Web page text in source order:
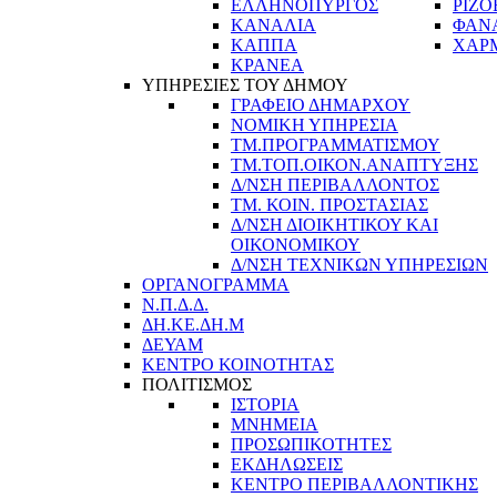
ΕΛΛΗΝΟΠΥΡΓΟΣ
ΚΑΝΑΛΙΑ
ΚΑΠΠΑ
ΚΡΑΝΕΑ
ΥΠΗΡΕΣΙΕΣ ΤΟΥ ΔΗΜΟΥ
ΓΡΑΦΕΙΟ ΔΗΜΑΡΧΟΥ
ΝΟΜΙΚΗ ΥΠΗΡΕΣΙΑ
ΤΜ.ΠΡΟΓΡΑΜΜΑΤΙΣΜΟΥ
ΤΜ.ΤΟΠ.ΟΙΚΟΝ.ΑΝΑΠΤΥΞΗΣ
Δ/ΝΣΗ ΠΕΡΙΒΑΛΛΟΝΤΟΣ
ΤΜ. ΚΟΙΝ. ΠΡΟΣΤΑΣΙΑΣ
Δ/ΝΣΗ ΔΙΟΙΚΗΤΙΚΟΥ ΚΑΙ
ΟΙΚΟΝΟΜΙΚΟΥ
Δ/ΝΣΗ ΤΕΧΝΙΚΩΝ ΥΠΗΡΕΣΙΩΝ
ΟΡΓΑΝΟΓΡΑΜΜΑ
Ν.Π.Δ.Δ.
ΔΗ.ΚΕ.ΔΗ.Μ
ΔΕΥΑΜ
ΚΕΝΤΡΟ ΚΟΙΝΟΤΗΤΑΣ
ΠΟΛΙΤΙΣΜΟΣ
ΙΣΤΟΡΙΑ
ΜΝΗΜΕΙΑ
ΠΡΟΣΩΠΙΚΟΤΗΤΕΣ
ΕΚΔΗΛΩΣΕΙΣ
ΚΕΝΤΡΟ ΠΕΡΙΒΑΛΛΟΝΤΙΚΗΣ